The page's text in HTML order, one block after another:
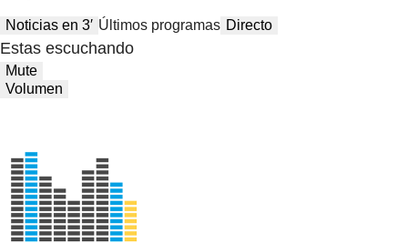
Noticias en 3′ Últimos programas Directo
Estas escuchando
Mute
Volumen